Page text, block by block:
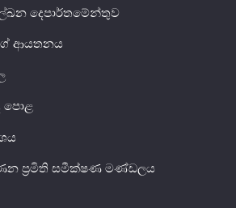
කිරීම
දෙපාර්තමේන්තුව
ආයතනය
පොළ
ප්‍රමිති සමීක්ෂණ මණ්ඩලය